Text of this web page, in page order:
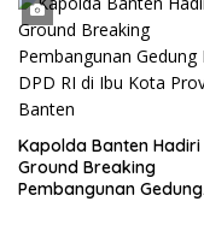
Kapolda Banten Hadiri
Ground Breaking
Pembangunan Gedung